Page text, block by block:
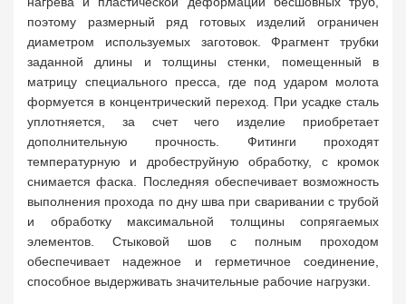
поэтому размерный ряд готовых изделий ограничен
диаметром используемых заготовок. Фрагмент трубки
заданной длины и толщины стенки, помещенный в
матрицу специального пресса, где под ударом молота
формуется в концентрический переход. При усадке сталь
уплотняется, за счет чего изделие приобретает
дополнительную прочность. Фитинги проходят
температурную и дробеструйную обработку, с кромок
снимается фаска. Последняя обеспечивает возможность
выполнения прохода по дну шва при сваривании с трубой
и обработку максимальной толщины сопрягаемых
элементов. Стыковой шов с полным проходом
обеспечивает надежное и герметичное соединение,
способное выдерживать значительные рабочие нагрузки.